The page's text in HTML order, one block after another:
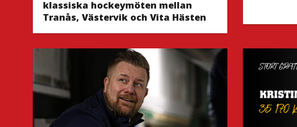
klassiska hockeymöten mellan
Tranås, Västervik och Vita Hästen